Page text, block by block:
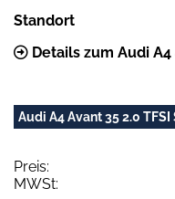
Standort
Details zum Audi
Audi A4 Avant 35 2.0 TFSI
Preis:
MWSt: